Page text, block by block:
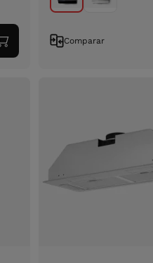
Adicionar
ao
Comparar